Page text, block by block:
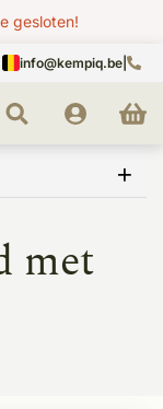
gesloten!
info@kempiq.be
met